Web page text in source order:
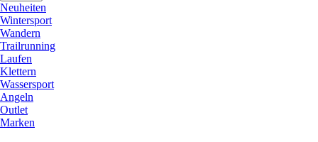
Neuheiten
Wintersport
Wandern
Trailrunning
Laufen
Klettern
Wassersport
Angeln
Outlet
Marken